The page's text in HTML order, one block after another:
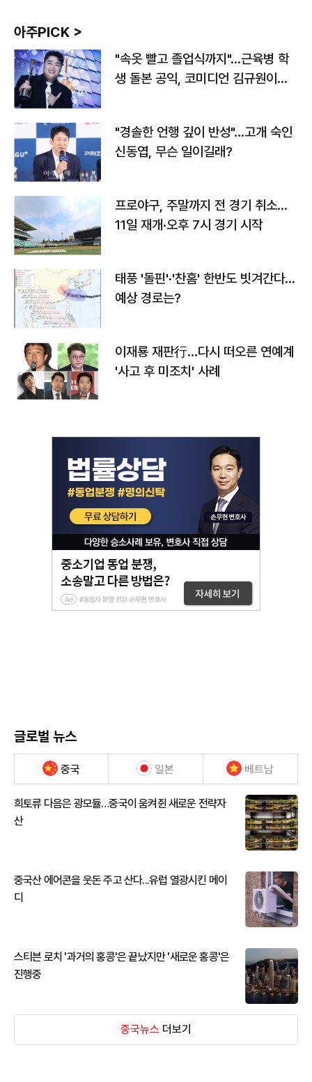
아주PICK >
"속옷 빨고 졸업식까지"…근육병 학
생 돌본 공익, 코미디언 김규원이었
"경솔한 언행 깊이 반성"…고개 숙인
신동엽, 무슨 일이길래?
프로야구, 주말까지 전 경기 취소…
11일 재개·오후 7시 경기 시작
태풍 '돌핀'·'찬홈' 한반도 빗겨간다…
예상 경로는?
이재룡 재판行…다시 떠오른 연예계
'사고 후 미조치' 사례
글로벌 뉴스
중국 일본 베트남
희토류 다음은 광모듈…중국이 움켜쥔 새로운 전략자
산
중국산 에어콘을 웃돈 주고 산다...유럽 열광시킨 메이
디
스티븐 로치 '과거의 홍콩'은 끝났지만 '새로운 홍콩'은
진행중
중국뉴스 더보기